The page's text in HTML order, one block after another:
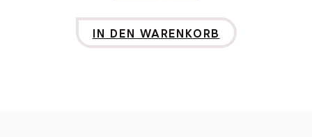
IN DEN WARENKORB